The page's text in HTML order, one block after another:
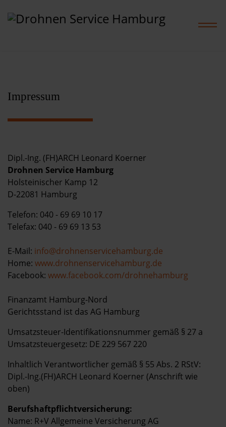
Home
Leistungen
Preise
Kontakt
Impressum
Dipl.-Ing. (FH)ARCH Leonard Koerner
Drohnen Service Hamburg
Holsteinischer Kamp 12
D-22081 Hamburg
Telefon: 040 - 69 69 10 17
Telefax: 040 - 69 69 13 53
E-Mail: info@drohnenservicehamburg.de
Home: www.drohnenservicehamburg.de
Facebook: www.facebook.com/drohnehamburg
Finanzamt Hamburg-Nord
Gerichtsstand ist das AG Hamburg
Umsatzsteuer-Identifikationsnummer gemäß § 27 a
Umsatzsteuergesetz: DE 229 567 220
Inhaltlich Verantwortlicher gemäß § 55 Abs. 2 RStV:
Dipl.-Ing.(FH)ARCH Leonard Koerner (Anschrift wie
oben)
Berufshaftpflichtversicherung:
Name: R+V Allgemeine Versicherung AG